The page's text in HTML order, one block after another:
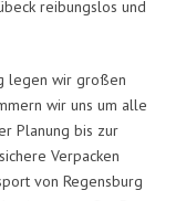
reibungslos und
legen wir großen
wir uns um alle
Planung bis zur
Verpacken
von Regensburg